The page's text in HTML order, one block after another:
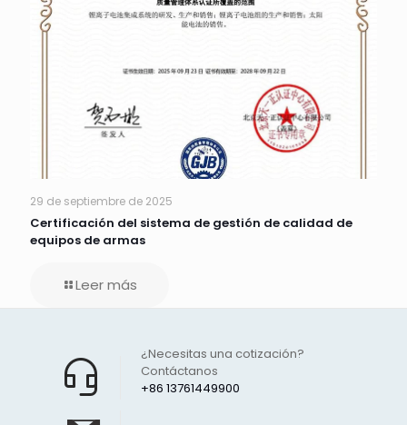
29 de septiembre de 2025
Certificación del sistema de gestión de calidad de
equipos de armas
Leer más
+86 13761449900
¿Necesitas una cotización?
Contáctanos